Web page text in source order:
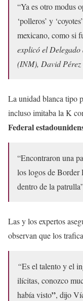
“Ya es otro modus
‘polleros’ y
mexicano, como si
explicó el
(INM), David Pérez
La unidad blanca tipo
incluso imitaba la K
Federal
“Encontraron una
los logos de Border
dentro de la
Las y los expertos
observan que los
“Es el talento y el
ilícitas, conozco
había visto”, dijo